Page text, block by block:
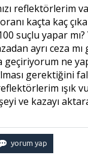
reflektörlerim
kaçta kaç
suçlu yapar
ayrı ceza
geçiriyorum ne
gerektiğini
ışık
ve kazayı